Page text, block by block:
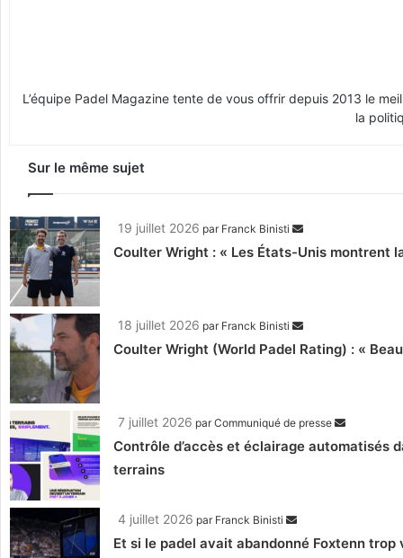
L’équipe Padel Magazine tente de vous offrir depuis 2013 le
la
Sur le même sujet
19 juillet 2026 par Franck Binisti
Coulter Wright : « Les États-Unis montrent
18 juillet 2026 par Franck Binisti
Coulter Wright (World Padel Rating) : «
7 juillet 2026 parCommuniqué de presse
Contrôle d’accès et éclairage automatisés
terrains
4 juillet 2026 par Franck Binisti
Et si le padel avait abandonné Foxtenn trop